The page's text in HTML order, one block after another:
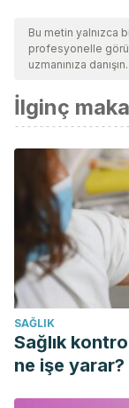
Bu metin yalnızca
profesyonelle
uzmanınıza danışın.
İlginç
SAĞLIK
Sağlık
ne işe yarar?